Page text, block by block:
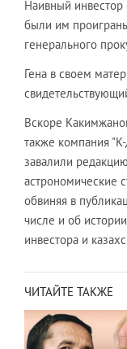
Наивный инвестор
были им
генерального
Гена в своем
Вскоре
также компания
завалили редакцию
астрономические
обвиняя в
числе и об
инвестора и
ЧИТАЙТЕ ТАКЖЕ